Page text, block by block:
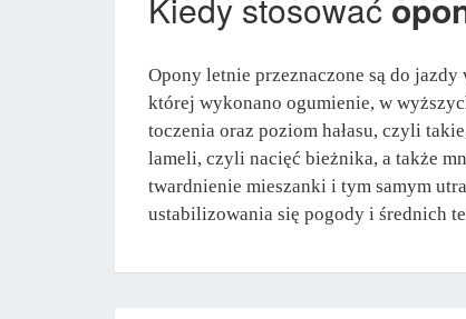
Kiedy stosować
Opony letnie przeznaczone są do
której wykonano ogumienie, w
toczenia oraz poziom hałasu, czyli
lameli, czyli nacięć bieżnika, a także
twardnienie mieszanki i tym samym
ustabilizowania się pogody i średnich